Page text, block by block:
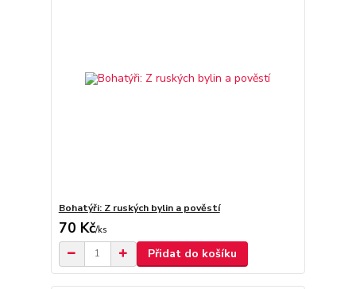
Bohatýři: Z ruských bylin a pověstí
70 Kč/ks
Přidat do košíku